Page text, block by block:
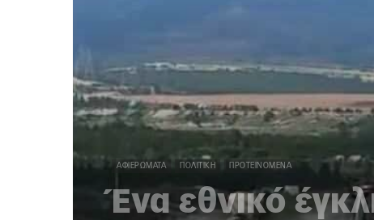
ΑΦΙΕΡΏΜΑΤΑ ΠΟΛΙΤΙΚΉ ΠΡΟΤΕΙΝΌΜΕΝΑ
Ένα εθνικό